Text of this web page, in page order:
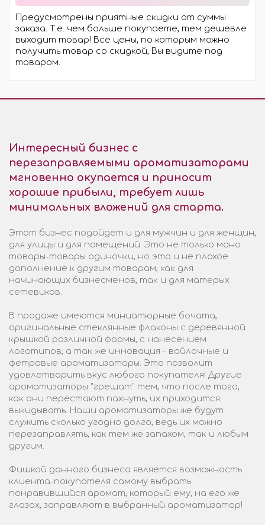
Предусмотрены приятные скидки от суммы
заказа. Т.е. чем больше покупаете, тем дешевле
выходит товар! Все цены, по которым можно
получить товар со скидкой, Вы видите под
товаром.
Интересный бизнес с
перезаправляемыми ароматизаторами
мгновенно окупается и приносит
хорошие прибыли, требует лишь
минимальных вложений для старта.
Этот бизнес подойдет и для мужчин и для женщин,
для улицы и для помещений. Это не только моно
товары-товары одиночки, но это и не плохое
дополнение к другим товарам, как для
начинающих бизнесменов, так и для матерых
сетевиков.
В продаже имеются миниатюрные бочата,
оригинальные стеклянные флаконы с деревянной
крышкой различной формы, с нанесением
логотипов, а так же инновация - войлочные и
фетровые ароматизаторы. Это позволит
удовлетворить вкус любого покупателя! Другие
ароматизаторы "грешат" тем, что после того,
как они перестают пахнуть, их приходится
выкидывать. Наши ароматизаторы же будут
служить сколько угодно долго, ведь их можно
перезаправлять, как тем же запахом, так и любым
другим.
Фишкой данного бизнеса является возможность
клиента-покупателя самому выбрать
понравившийся аромат, который ему, на его же
глазах, заправляют в выбранный ароматизатор!